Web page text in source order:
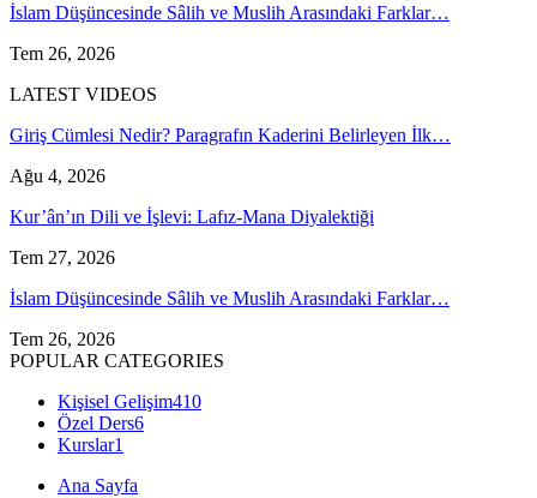
İslam Düşüncesinde Sâlih ve Muslih Arasındaki Farklar…
Tem 26, 2026
LATEST VIDEOS
Giriş Cümlesi Nedir? Paragrafın Kaderini Belirleyen İlk…
Ağu 4, 2026
Kur’ân’ın Dili ve İşlevi: Lafız-Mana Diyalektiği
Tem 27, 2026
İslam Düşüncesinde Sâlih ve Muslih Arasındaki Farklar…
Tem 26, 2026
POPULAR CATEGORIES
Kişisel Gelişim410
Özel Ders6
Kurslar1
Ana Sayfa